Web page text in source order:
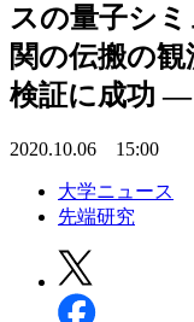
スの量子シ
関の伝搬の
検証に成功 —
2020.10.06 15:00
大学ニュース
先端研究